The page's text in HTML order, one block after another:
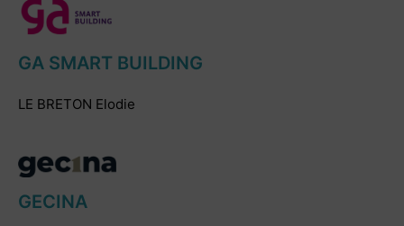
GA SMART BUILDING
LE BRETON Elodie
GECINA